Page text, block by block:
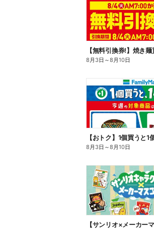
8月3日 ～8月10日
8月3日 ～8月10日